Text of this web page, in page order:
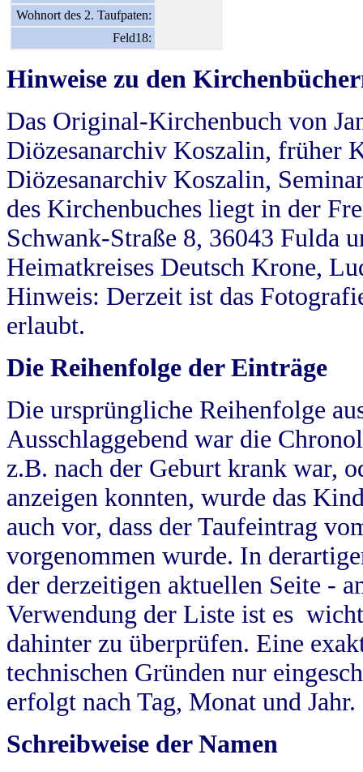
Wohnort des 2. Taufpaten:
Feld18:
Hinweise zu den
Das Original-Kirchenbuch von
Diözesanarchiv Koszalin, früher
Diözesanarchiv Koszalin,
des Kirchenbuches liegt in der
Schwank-Straße 8, 36043 Fulda
Heimatkreises Deutsch Krone,
Hinweis: Derzeit ist das
erlaubt.
Die Reihenfolge der Einträge
Die ursprüngliche Reihenfolge
Ausschlaggebend war die
z.B. nach der Geburt krank war,
anzeigen konnten, wurde das
auch vor, dass der Taufeintrag
vorgenommen wurde. In
der derzeitigen aktuellen Seite -
Verwendung der Liste ist es
dahinter zu überprüfen. Eine
technischen Gründen nur
erfolgt nach Tag, Monat und Jahr.
Schreibweise der Namen